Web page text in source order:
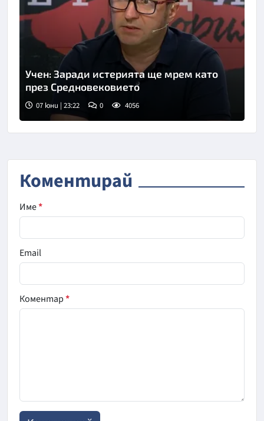
Учен: Заради истерията ще мрем като
през Средновековието
07 юни | 23:22 0 4056
Коментирай
Име*
Email
Коментар*